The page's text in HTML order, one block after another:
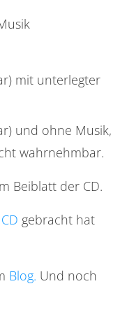
mit unterlegter
und ohne Musik,
wahrnehmbar.
Beiblatt der CD.
CD gebracht hat
Blog. Und noch